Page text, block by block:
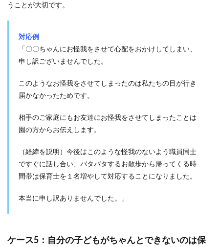
うことが大切です。
対応例
「〇〇ちゃんにお怪我をさせて心配をおかけしてしまい、
申し訳ございませんでした。
このようなお怪我をさせてしまったのは私たちの目が行き
届かなかったためです。
相手のご家庭にもお友達にお怪我をさせてしまったことは
園の方からお伝えします。
（経緯を説明）今後はこのような怪我のないよう職員同士
ですぐに話し合い、バタバタするお散歩から帰ってくる時
間帯は保育士を１名増やして対応することになりました。
本当に申し訳ありませんでした。」
ケース5：自分の子どもがちゃんとできないのは保